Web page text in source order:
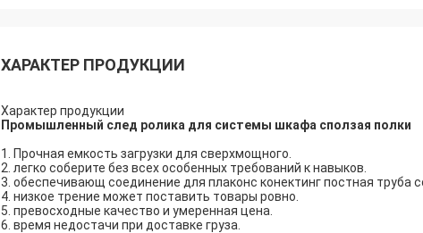
ХАРАКТЕР ПРОДУКЦИИ
Характер продукции
Промышленный след ролика для системы шкафа сползая полки
1. Прочная емкость загрузки для сверхмощного.
2. легко соберите без всех особенных требований к навыков.
3. обеспечивающ соединение для плаконс конектинг постная труба
4. низкое трение может поставить товары ровно.
5. превосходные качество и умеренная цена.
6. время недостачи при доставке груза.